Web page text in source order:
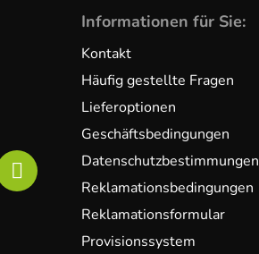
Informationen für Sie:
Kontakt
Häufig gestellte Fragen
Lieferoptionen
Geschäftsbedingungen
Datenschutzbestimmungen
Reklamationsbedingungen
Reklamationsformular
Provisionssystem